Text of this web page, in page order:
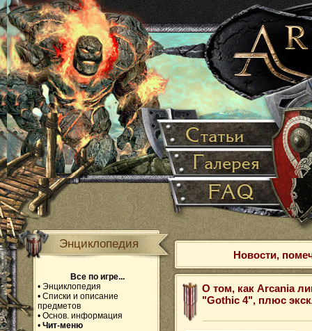
Энциклопедия
Все по игре...
• Энциклопедия
• Списки и описание
предметов
• Основ. информация
• Чит-меню
Новости,
О том, как Arcania
"Gothic 4", плюс